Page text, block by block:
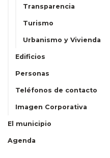
Transparencia
Turismo
Urbanismo y Vivienda
Edificios
Personas
Teléfonos de contacto
Imagen Corporativa
El municipio
Agenda